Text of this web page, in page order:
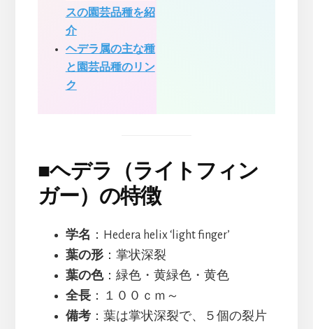
スの園芸品種を紹
介
ヘデラ属の主な種
と園芸品種のリン
ク
■ヘデラ（ライトフィン
ガー）の特徴
学名 ：Hedera helix ‘light finger’
葉の形：掌状深裂
葉の色：緑色・黄緑色・黄色
全長：１００ｃｍ～
備考：葉は掌状深裂で、５個の裂片